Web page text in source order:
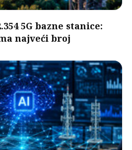
5G bazne stanice:
najveći broj